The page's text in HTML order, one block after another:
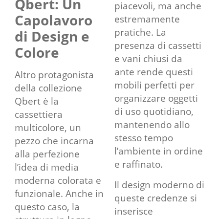
Qbert: Un
Capolavoro
di Design e
Colore
Altro protagonista
della collezione
Qbert è la
cassettiera
multicolore, un
pezzo che incarna
alla perfezione
l’idea di media
moderna colorata e
funzionale. Anche in
questo caso, la
piacevoli, ma anche
estremamente
pratiche. La
presenza di cassetti
e vani chiusi da
ante rende questi
mobili perfetti per
organizzare oggetti
di uso quotidiano,
mantenendo allo
stesso tempo
l’ambiente in ordine
e raffinato.
Il design moderno di
queste credenze si
inserisce